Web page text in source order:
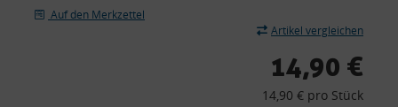
Auf den Merkzettel
Artikel vergleichen
14,90 €
14,90 € pro Stück